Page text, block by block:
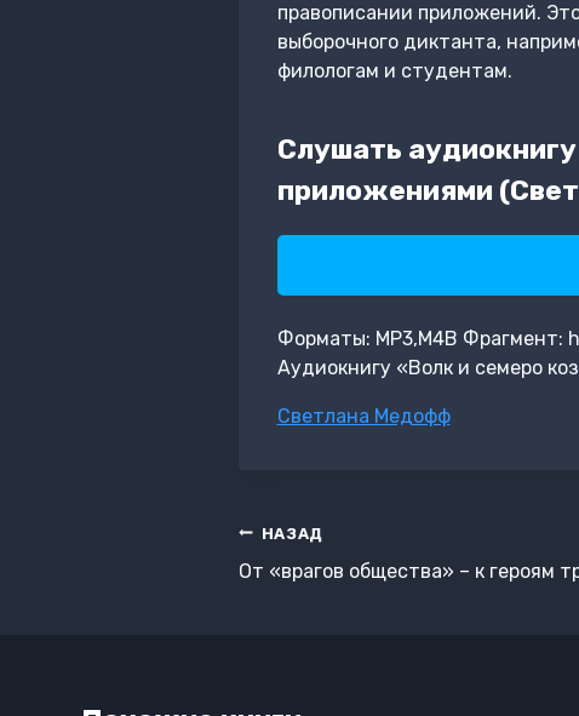
правописании приложений.
выборочного диктанта,
филологам и студентам.
Слушать
приложениями
Форматы: MP3,M4B
Аудиокнигу «Волк и семеро
Метки
Светлана Медофф
Навигация
по
НАЗАД
От «врагов общества» – к героям